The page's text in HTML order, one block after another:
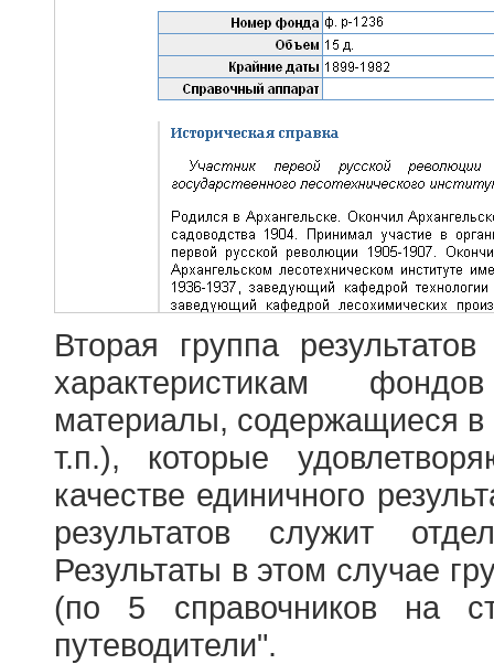
Вторая группа
характеристикам
материалы, содержащиеся в
т.п.), которые
качестве единичного
результатов служит
Результаты в этом случае
(по 5 справочников на
путеводители".